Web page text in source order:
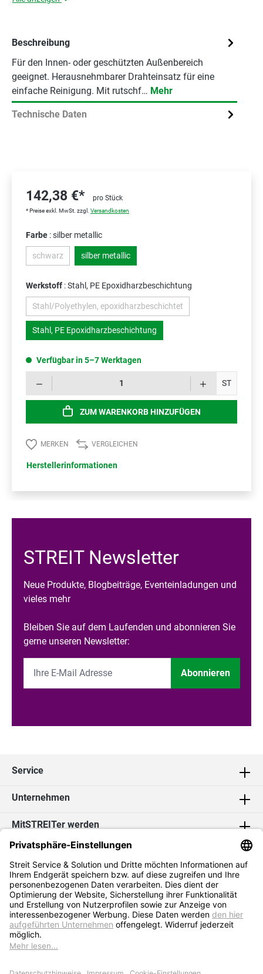
Beschreibung
Für den Innen- oder geschützten Außenbereich
geeignet. Herausnehmbarer Drahteinsatz für eine
einfache Reinigung. Mit rutschf… Mehr
Technische Daten
142,38 €* pro Stück
* Preise exkl. MwSt. zzgl. Versandkosten
Farbe : silber metallic
schwarz(Diese Option ist zurzeit nicht verfügbar.)
silber metallic
Werkstoff : Stahl, PE Epoxidharzbeschichtung
Stahl/Polyethylen, epoxidharzbeschichtet
(Diese Option ist zurzeit nicht verfügbar.)
Stahl, PE Epoxidharzbeschichtung
Verfügbar in 5–7 Werktagen
ST
ZUM WARENKORB HINZUFÜGEN
MERKEN VERGLEICHEN
Herstellerinformationen
STREIT Newsletter
Neue Produkte, Blogbeiträge, Eventeinladungen und
vieles mehr
Bleiben Sie auf dem Laufenden und abonnieren Sie
gerne unseren Newsletter:
Abonnieren
Service
Unternehmen
MitSTREITer werden
Kontakt
Social Media